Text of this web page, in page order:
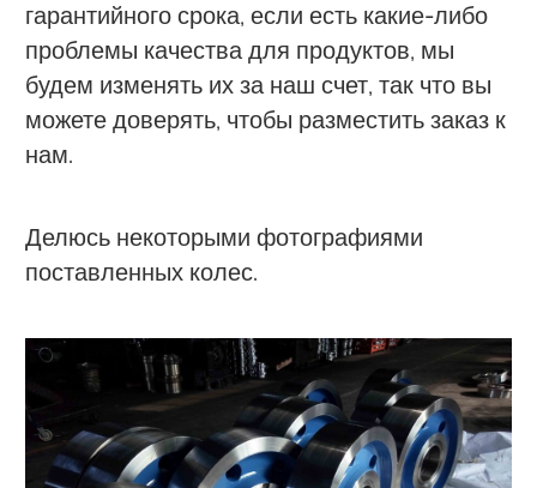
гарантийного срока, если есть какие-либо
проблемы качества для продуктов, мы
будем изменять их за наш счет, так что вы
можете доверять, чтобы разместить заказ к
нам.
Делюсь некоторыми фотографиями
поставленных колес.